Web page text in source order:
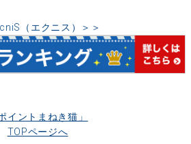
（エクニス）＞＞
ポイントまねき猫」
TOPページへ